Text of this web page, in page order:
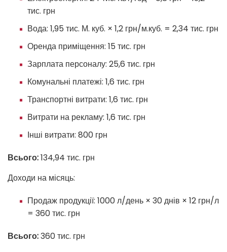
тис. грн
Вода: 1,95 тис. М. куб. × 1,2 грн/м.куб. = 2,34 тис. грн
Оренда приміщення: 15 тис. грн
Зарплата персоналу: 25,6 тис. грн
Комунальні платежі: 1,6 тис. грн
Транспортні витрати: 1,6 тис. грн
Витрати на рекламу: 1,6 тис. грн
Інші витрати: 800 грн
Всього:134,94 тис. грн
Доходи на місяць:
Продаж продукції: 1000 л/день × 30 днів × 12 грн/л
= 360 тис. грн
Всього:360 тис. грн